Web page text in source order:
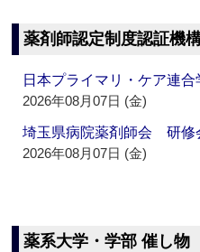
薬剤師認定制度認証機
日本プライマリ・ケア連
2026年08月07日 (金)
埼玉県病院薬剤師会 研
2026年08月07日 (金)
薬系大学・学部 催し物